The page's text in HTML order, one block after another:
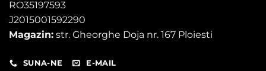
RO35197593
J2015001592290
Magazin: str. Gheorghe Doja nr. 167 Ploiesti
SUNA-NE E-MAIL